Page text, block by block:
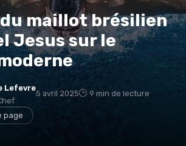
maillot brésilien
Jesus sur le
Lefevre
5 avril 2025 9 min de lecture
page
→ Je rejoins le club
le club, j'accepte de recevoir les emails
et les offres de ses partenaires.